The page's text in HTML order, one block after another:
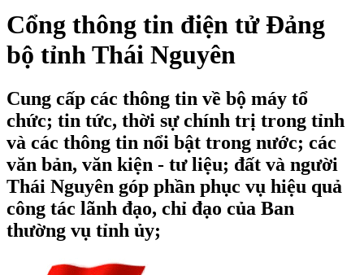
Cổng thông tin điện tử Đảng
bộ tỉnh Thái Nguyên
Cung cấp các thông tin về bộ máy tổ
chức; tin tức, thời sự chính trị trong tỉnh
và các thông tin nổi bật trong nước; các
văn bản, văn kiện - tư liệu; đất và người
Thái Nguyên góp phần phục vụ hiệu quả
công tác lãnh đạo, chỉ đạo của Ban
thường vụ tỉnh ủy;